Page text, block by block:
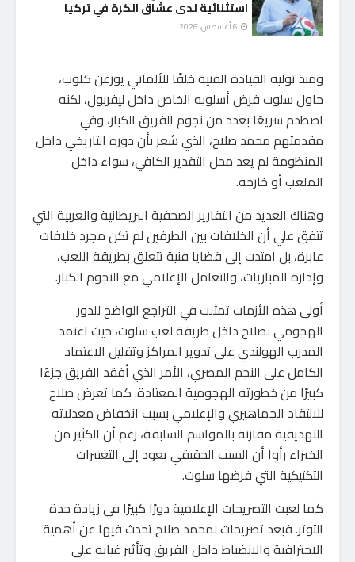
استثنائية لدى عشاق الكرة في تركيا
ومنذ توليه القيادة الفنية خلفًا للألماني يورغن كلوب،
حاول سلوت فرض أسلوبه الخاص داخل ليفربول، لكنه
اصطدم سريعًا بعدد من نجوم الفريق الكبار، وفي
مقدمتهم محمد صلاح، الذي شعر بأن دوره التاريخي داخل
المنظومة لم يعد محل التقدير الكافي، سواء داخل
الملعب أو خارجه.
وهناك العديد من التقارير الصحفية البريطانية والعربية التي
تتفق علي أن الخلافات بين الطرفين لم تكن مجرد خلافات
عابرة، بل امتدت إلى قضايا فنية تتعلق بطريقة اللعب،
وإدارة المباريات، والتعامل الإعلامي مع النجوم الكبار.
أولى هذه الأزمات تمثلت في التراجع الواضح للدور
الهجومي لصلاح داخل طريقة لعب سلوت، حيث اعتمد
المدرب الهولندي على تدوير المراكز وتقليل الاعتماد
الكامل على النجم المصري، الأمر الذي أفقد الفريق جزءًا
كبيرًا من خطورته الهجومية المعتادة. كما تعرض صلاح
للانتقاد الجماهيري والإعلامي بسبب انخفاض معدلاته
التهديفية مقارنة بالمواسم السابقة، رغم أن الكثير من
الخبراء رأوا أن السبب الحقيقي يعود إلى التغييرات
التكتيكية التي فرضها سلوت.
كما لعبت التصريحات الإعلامية دورًا كبيرًا في زيادة حدة
التوتر. فبعد تصريحات لمحمد صلاح تحدث فيها عن أهمية
الاحترافية والانضباط داخل الفريق وتأثير غيابه على